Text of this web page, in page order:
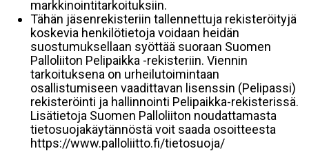
markkinointitarkoituksiin.
Tähän jäsenrekisteriin tallennettuja rekisteröityjä
koskevia henkilötietoja voidaan heidän
suostumuksellaan syöttää suoraan Suomen
Palloliiton Pelipaikka -rekisteriin. Viennin
tarkoituksena on urheilutoimintaan
osallistumiseen vaadittavan lisenssin (Pelipassi)
rekisteröinti ja hallinnointi Pelipaikka-rekisterissä.
Lisätietoja Suomen Palloliiton noudattamasta
tietosuojakäytännöstä voit saada osoitteesta
https://www.palloliitto.fi/tietosuoja/